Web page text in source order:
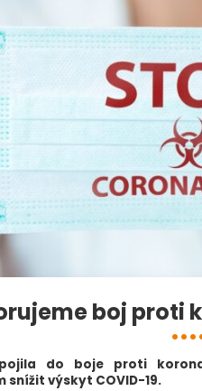
boj proti
do boje proti
výskyt COVID-19.